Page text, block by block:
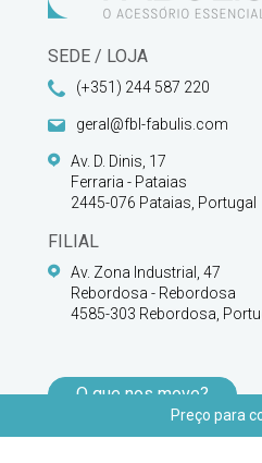
SEDE / LOJA
(+351) 244 587 220
geral@fbl-fabulis.com
Av. D. Dinis, 17
Ferraria - Pataias
2445-076 Pataias, Portugal
FILIAL
Av. Zona Industrial, 47
Rebordosa - Rebordosa
4585-303 Rebordosa,
O que nos move?
Preço para